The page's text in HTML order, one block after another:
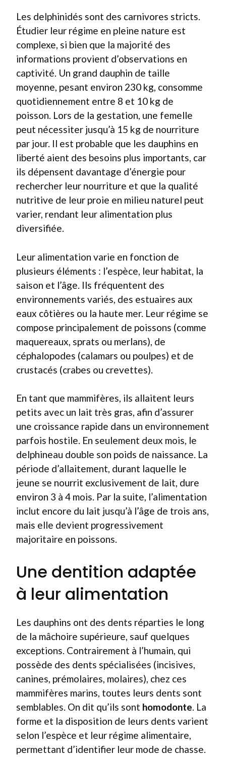
Les delphinidés sont des carnivores stricts.
Étudier leur régime en pleine nature est
complexe, si bien que la majorité des
informations provient d’observations en
captivité. Un grand dauphin de taille
moyenne, pesant environ 230 kg, consomme
quotidiennement entre 8 et 10 kg de
poisson. Lors de la gestation, une femelle
peut nécessiter jusqu’à 15 kg de nourriture
par jour. Il est probable que les dauphins en
liberté aient des besoins plus importants, car
ils dépensent davantage d’énergie pour
rechercher leur nourriture et que la qualité
nutritive de leur proie en milieu naturel peut
varier, rendant leur alimentation plus
diversifiée.
Leur alimentation varie en fonction de
plusieurs éléments : l’espèce, leur habitat, la
saison et l’âge. Ils fréquentent des
environnements variés, des estuaires aux
eaux côtières ou la haute mer. Leur régime se
compose principalement de poissons (comme
maquereaux, sprats ou merlans), de
céphalopodes (calamars ou poulpes) et de
crustacés (crabes ou crevettes).
En tant que mammifères, ils allaitent leurs
petits avec un lait très gras, afin d’assurer
une croissance rapide dans un environnement
parfois hostile. En seulement deux mois, le
delphineau double son poids de naissance. La
période d’allaitement, durant laquelle le
jeune se nourrit exclusivement de lait, dure
environ 3 à 4 mois. Par la suite, l’alimentation
inclut encore du lait jusqu’à l’âge de trois ans,
mais elle devient progressivement
majoritaire en poissons.
Une dentition adaptée
à leur alimentation
Les dauphins ont des dents réparties le long
de la mâchoire supérieure, sauf quelques
exceptions. Contrairement à l’humain, qui
possède des dents spécialisées (incisives,
canines, prémolaires, molaires), chez ces
mammifères marins, toutes leurs dents sont
semblables. On dit qu’ils sont homodonte . La
forme et la disposition de leurs dents varient
selon l’espèce et leur régime alimentaire,
permettant d’identifier leur mode de chasse.